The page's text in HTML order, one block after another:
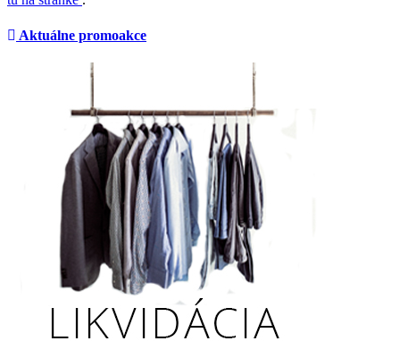
Aktuálne promoakce